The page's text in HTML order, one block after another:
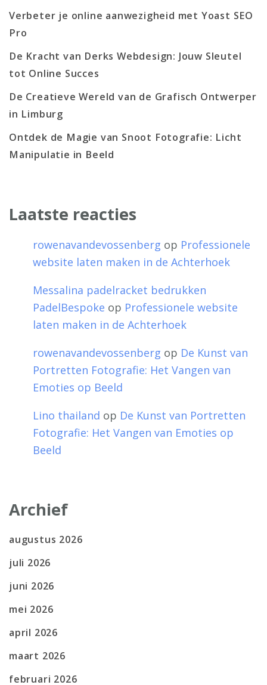
Verbeter je online aanwezigheid met Yoast SEO
Pro
De Kracht van Derks Webdesign: Jouw Sleutel
tot Online Succes
De Creatieve Wereld van de Grafisch Ontwerper
in Limburg
Ontdek de Magie van Snoot Fotografie: Licht
Manipulatie in Beeld
Laatste reacties
rowenavandevossenberg op Professionele
website laten maken in de Achterhoek
Messalina padelracket bedrukken
PadelBespoke op Professionele website
laten maken in de Achterhoek
rowenavandevossenberg op De Kunst van
Portretten Fotografie: Het Vangen van
Emoties op Beeld
Lino thailand op De Kunst van Portretten
Fotografie: Het Vangen van Emoties op
Beeld
Archief
augustus 2026
juli 2026
juni 2026
mei 2026
april 2026
maart 2026
februari 2026